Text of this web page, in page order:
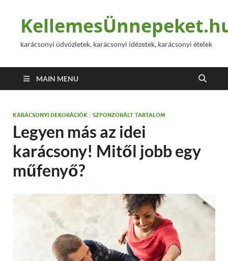
karácsonyi üdvözletek, karácsonyi idézetek, karácsonyi ételek
MAIN MENU
KARÁCSONYI DEKORÁCIÓK / SZPONZORÁLT TARTALOM
Legyen más az idei
karácsony! Mitől jobb egy
műfenyő?